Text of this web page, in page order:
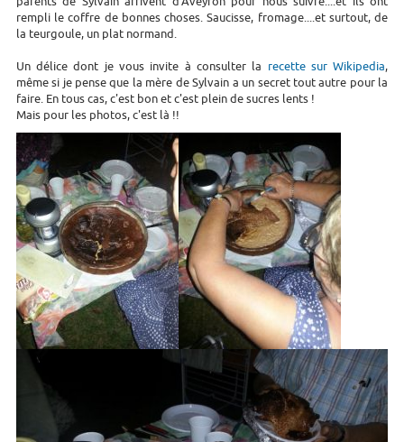
rempli le coffre de bonnes choses. Saucisse, fromage....et surtout, de
la teurgoule, un plat normand.
Un délice dont je vous invite à consulter la recette sur Wikipedia,
même si je pense que la mère de Sylvain a un secret tout autre pour la
faire. En tous cas, c'est bon et c'est plein de sucres lents !
Mais pour les photos, c'est là !!